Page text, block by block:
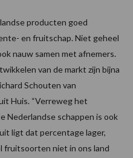
producten goed
en fruitschap. Niet geheel
nauw samen met afnemers.
van de markt zijn bijna
Schouten van
Huis. “Verreweg het
Nederlandse schappen is ook
ligt dat percentage lager,
fruitsoorten niet in ons land